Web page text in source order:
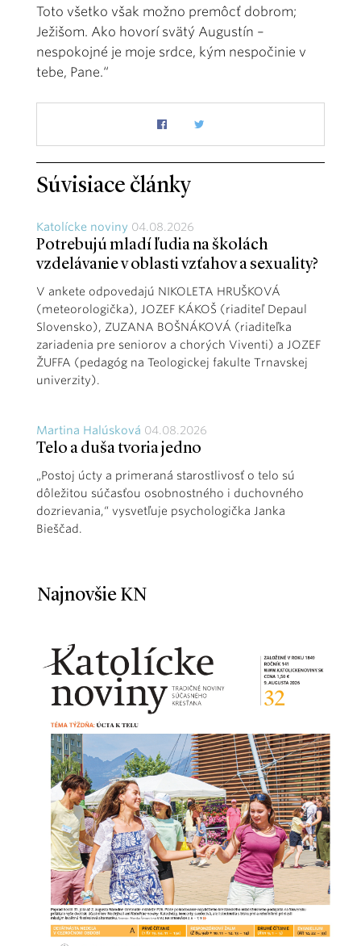
Toto všetko však možno premôcť dobrom;
Ježišom. Ako hovorí svätý Augustín –
nespokojné je moje srdce, kým nespočinie v
tebe, Pane.“
Súvisiace články
Katolícke noviny 04.08.2026
Potrebujú mladí ľudia na školách
vzdelávanie v oblasti vzťahov a sexuality?
V ankete odpovedajú NIKOLETA HRUŠKOVÁ
(meteorologička), JOZEF KÁKOŠ (riaditeľ Depaul
Slovensko), ZUZANA BOŠNÁKOVÁ (riaditeľka
zariadenia pre seniorov a chorých Viventi) a JOZEF
ŽUFFA (pedagóg na Teologickej fakulte Trnavskej
univerzity).
Martina Halúsková 04.08.2026
Telo a duša tvoria jedno
„Postoj úcty a primeraná starostlivosť o telo sú
dôležitou súčasťou osobnostného i duchovného
dozrievania,“ vysvetľuje psychologička Janka
Bieščad.
Najnovšie KN